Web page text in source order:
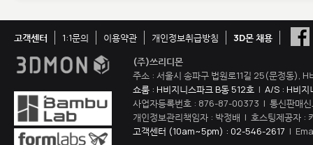
고객센터 1:1문의 이용약관 개인정보취급방침
3D몬 채용
(주)쓰리디몬
주소 : 서울시 송파구 법원로11길 25(문정동),
쇼룸 : H비지니스파크 B동 512호 | A/S : H비지
사업자등록번호 : 876-87-00373 | 통신판매
개인정보관리책임자 : 박정배 | 호스팅제공자 :
고객센터 (10am~5pm) : 02-546-2617 |